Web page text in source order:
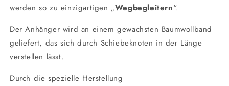
werden so zu einzigartigen „Wegbegleitern“.
Der Anhänger wird an einem gewachsten Baumwollband
geliefert, das sich durch Schiebeknoten in der Länge
verstellen lässt.
Durch die spezielle Herstellung